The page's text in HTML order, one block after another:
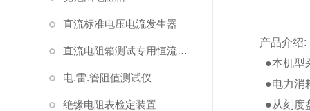
直流标准电压电流发生器
直流电阻箱测试专用恒流源（简称恒流源）
电.雷.管阻值测试仪
绝缘电阻表检定装置
产品介绍:
●本机型
●电力消
●从刻度